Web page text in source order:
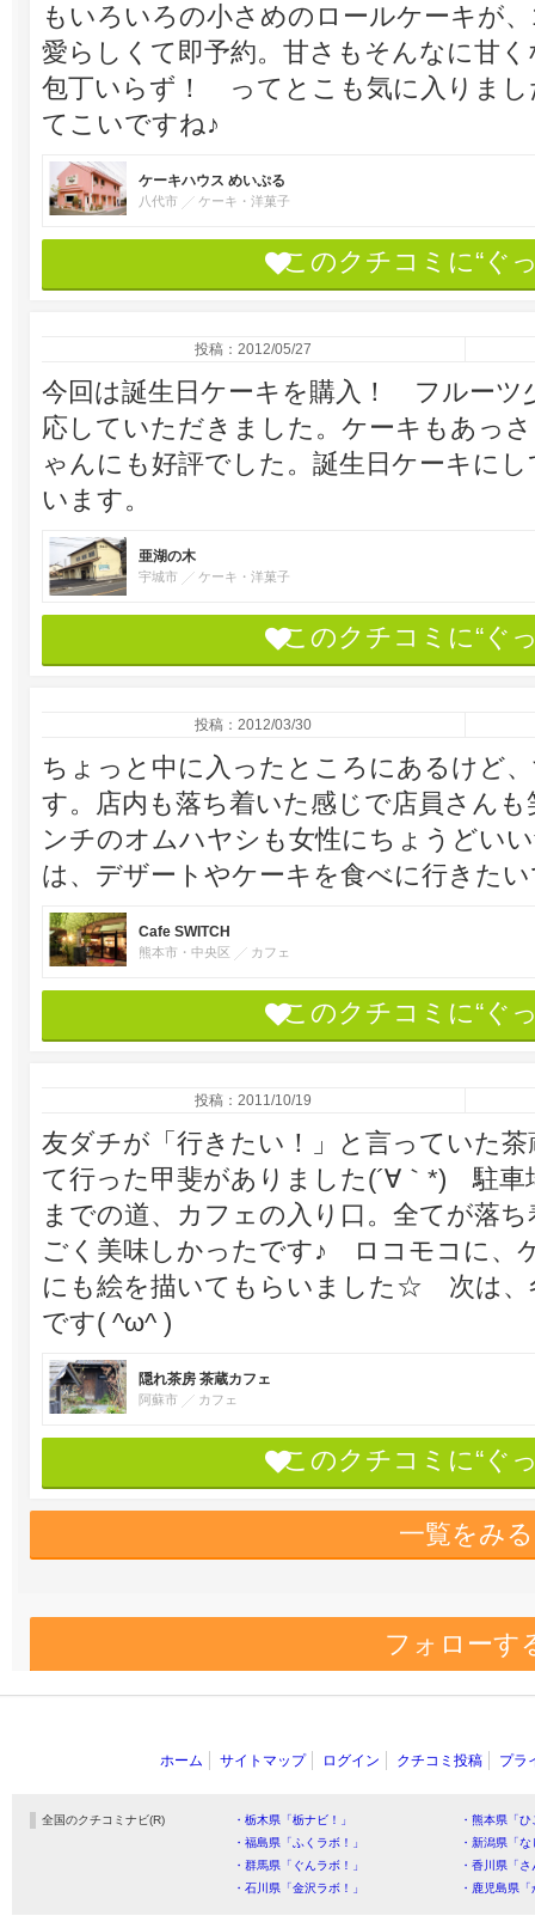
もいろいろの小さめのロールケーキが
愛らしくて即予約。甘さもそんなに甘
包丁いらず！ ってとこも気に入りま
てこいですね♪
ケーキハウス めいぷる
八代市 ケーキ・洋菓子
このクチコミに“ぐ
投稿：2012/05/27
今回は誕生日ケーキを購入！ フルーツ
応していただきました。ケーキもあっ
ゃんにも好評でした。誕生日ケーキに
います。
亜湖の木
宇城市 ケーキ・洋菓子
このクチコミに“ぐ
投稿：2012/03/30
ちょっと中に入ったところにあるけど
す。店内も落ち着いた感じで店員さん
ンチのオムハヤシも女性にちょうどい
は、デザートやケーキを食べに行き
Cafe SWITCH
熊本市・中央区 カフェ
このクチコミに“ぐ
投稿：2011/10/19
友ダチが「行きたい！」と言っていた
て行った甲斐がありました(´∀｀*) 駐車
までの道、カフェの入り口。全てが落
ごく美味しかったです♪ ロコモコに、
にも絵を描いてもらいました☆ 次は、
です( ^ω^ )
隠れ茶房 茶蔵カフェ
阿蘇市 カフェ
このクチコミに“ぐ
一覧をみる
フォローす
ホーム サイトマップ ログイン クチコミ投稿 プラ
全国のクチコミナビ(R) ・栃木県「栃ナビ！」
・熊本県「
・福島県「ふくラボ！」
・新潟県「
・群馬県「ぐんラボ！」
・香川県「
・石川県「金沢ラボ！」
・鹿児島県